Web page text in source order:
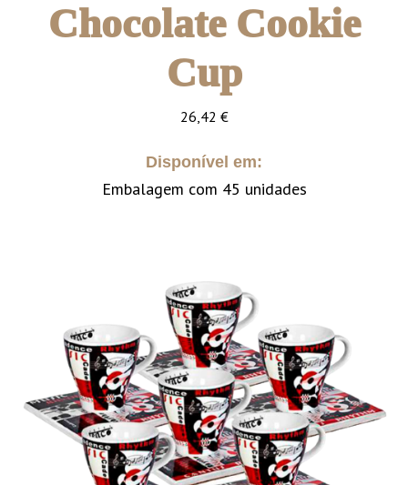
Chocolate Cookie
Cup
26,42 €
Disponível em:
Embalagem com 45 unidades